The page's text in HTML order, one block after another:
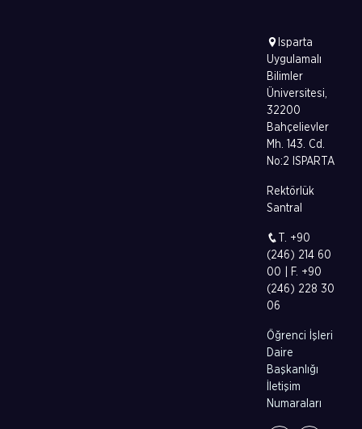
Isparta
Uygulamalı
Bilimler
Üniversitesi,
32200
Bahçelievler
Mh. 143. Cd.
No:2 ISPARTA
Rektörlük
Santral
T. +90
(246) 214 60
00 | F. +90
(246) 228 30
06
Öğrenci İşleri
Daire
Başkanlığı
İletişim
Numaraları